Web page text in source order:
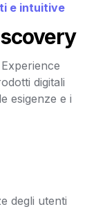
e intuitive
digitali
esigenze e i
degli utenti